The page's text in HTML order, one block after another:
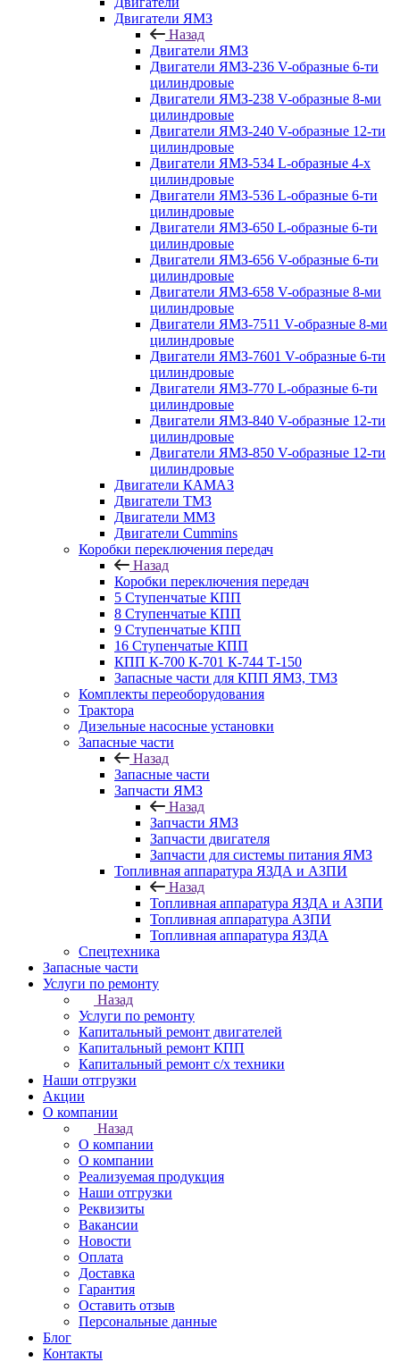
Двигатели ЯМЗ
Назад
Двигатели ЯМЗ
Двигатели ЯМЗ-236 V-образные 6-ти
цилиндровые
Двигатели ЯМЗ-238 V-образные 8-ми
цилиндровые
Двигатели ЯМЗ-240 V-образные 12-ти
цилиндровые
Двигатели ЯМЗ-534 L-образные 4-х
цилиндровые
Двигатели ЯМЗ-536 L-образные 6-ти
цилиндровые
Двигатели ЯМЗ-650 L-образные 6-ти
цилиндровые
Двигатели ЯМЗ-656 V-образные 6-ти
цилиндровые
Двигатели ЯМЗ-658 V-образные 8-ми
цилиндровые
Двигатели ЯМЗ-7511 V-образные 8-ми
цилиндровые
Двигатели ЯМЗ-7601 V-образные 6-ти
цилиндровые
Двигатели ЯМЗ-770 L-образные 6-ти
цилиндровые
Двигатели ЯМЗ-840 V-образные 12-ти
цилиндровые
Двигатели ЯМЗ-850 V-образные 12-ти
цилиндровые
Двигатели КАМАЗ
Двигатели ТМЗ
Двигатели ММЗ
Двигатели Cummins
Коробки переключения передач
Назад
Коробки переключения передач
5 Ступенчатые КПП
8 Ступенчатые КПП
9 Ступенчатые КПП
16 Ступенчатые КПП
КПП К-700 К-701 К-744 Т-150
Запасные части для КПП ЯМЗ, ТМЗ
Комплекты переоборудования
Трактора
Дизельные насосные установки
Запасные части
Назад
Запасные части
Запчасти ЯМЗ
Назад
Запчасти ЯМЗ
Запчасти двигателя
Запчасти для системы питания ЯМЗ
Топливная аппаратура ЯЗДА и АЗПИ
Назад
Топливная аппаратура ЯЗДА и АЗПИ
Топливная аппаратура АЗПИ
Топливная аппаратура ЯЗДА
Спецтехника
Запасные части
Услуги по ремонту
Назад
Услуги по ремонту
Капитальный ремонт двигателей
Капитальный ремонт КПП
Капитальный ремонт с/х техники
Наши отгрузки
Акции
О компании
Назад
О компании
О компании
Реализуемая продукция
Наши отгрузки
Реквизиты
Вакансии
Новости
Оплата
Доставка
Гарантия
Оставить отзыв
Персональные данные
Блог
Контакты